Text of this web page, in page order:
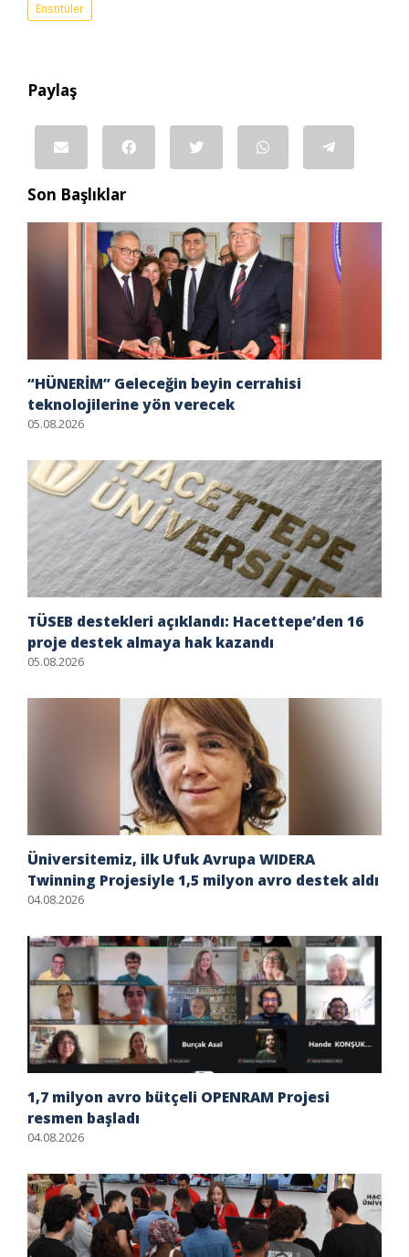
Enstitüler
Paylaş
Son Başlıklar
“HÜNERİM” Geleceğin beyin cerrahisi
teknolojilerine yön verecek
05.08.2026
TÜSEB destekleri açıklandı: Hacettepe’den 16
proje destek almaya hak kazandı
05.08.2026
Üniversitemiz, ilk Ufuk Avrupa WIDERA
Twinning Projesiyle 1,5 milyon avro destek aldı
04.08.2026
1,7 milyon avro bütçeli OPENRAM Projesi
resmen başladı
04.08.2026